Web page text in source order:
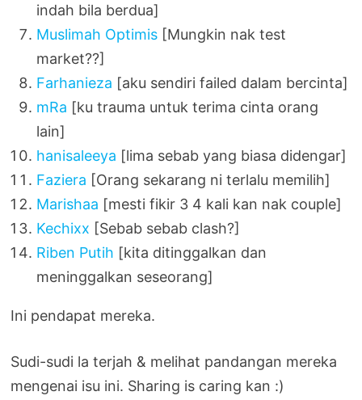
indah bila berdua]
Muslimah Optimis [Mungkin nak test
market??]
Farhanieza [aku sendiri failed dalam bercinta]
mRa [ku trauma untuk terima cinta orang
lain]
hanisaleeya [lima sebab yang biasa didengar]
Faziera [Orang sekarang ni terlalu memilih]
Marishaa [mesti fikir 3 4 kali kan nak couple]
Kechixx [Sebab sebab clash?]
Riben Putih [kita ditinggalkan dan
meninggalkan seseorang]
Ini pendapat mereka.
Sudi-sudi la terjah & melihat pandangan mereka
mengenai isu ini. Sharing is caring kan :)